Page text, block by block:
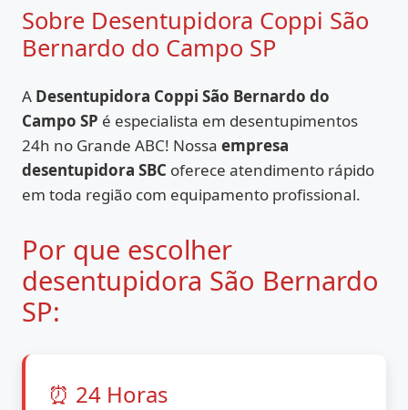
Sobre Desentupidora Coppi São
Bernardo do Campo SP
A Desentupidora Coppi São Bernardo do
Campo SP é especialista em desentupimentos
24h no Grande ABC! Nossaempresa
desentupidora SBC oferece atendimento rápido
em toda região com equipamento profissional.
Por que escolher
desentupidora São Bernardo
SP:
⏰ 24 Horas